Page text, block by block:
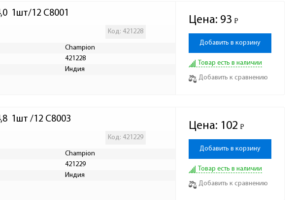
1шт/12 C8001
Код: 421228
Champion
421228
Индия
Цена: 93 Р
-
Добавить в корзину
Товар есть в наличии
Добавить к сравнению
1шт /12 C8003
Код: 421229
Champion
421229
Индия
Цена: 102 Р
-
Добавить в корзину
Товар есть в наличии
Добавить к сравнению